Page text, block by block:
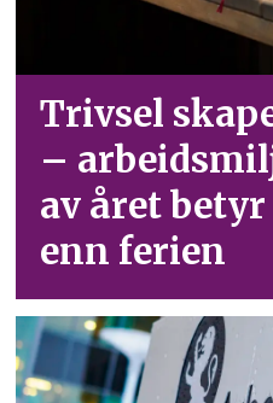
Trivsel
–
av året
enn ferien